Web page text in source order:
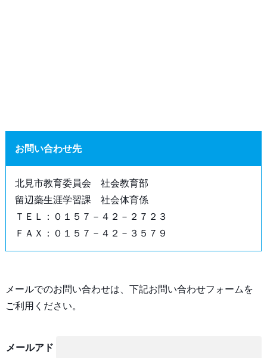
お問い合わせ先
北見市教育委員会 社会教育部
留辺蘂生涯学習課 社会体育係
ＴＥＬ：０１５７－４２－２７２３
ＦＡＸ：０１５７－４２－３５７９
メールでのお問い合わせは、下記お問い合わせフォームを
ご利用ください。
メールアド